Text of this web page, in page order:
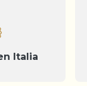
Italia